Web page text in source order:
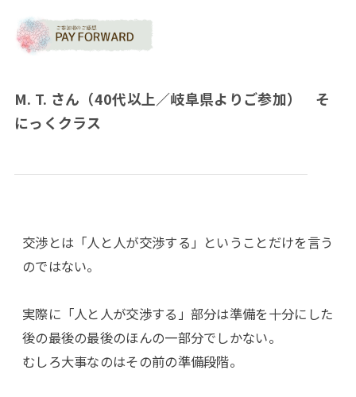
M. T. さん（40代以上／岐阜県よりご参加） そ
にっくクラス
交渉とは「人と人が交渉する」ということだけを言う
のではない。
実際に「人と人が交渉する」部分は準備を十分にした
後の最後の最後のほんの一部分でしかない。
むしろ大事なのはその前の準備段階。